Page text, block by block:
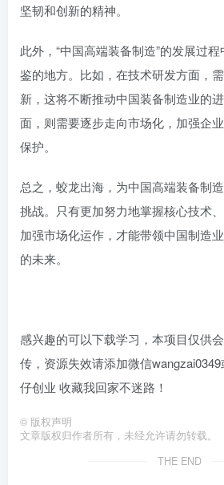
坚韧和创新的精神。
此外，“中国高端装备制造”的发展过
鉴的地方。比如，在技术研发方面，
新，这将不断推动中国装备制造业的
面，则需要逐步走向市场化，加强企
保护。
总之，蛟龙出海，为中国高端装备制
挑战。只有更加努力地掌握核心技术
加强市场化运作，才能带领中国制造
的未来。
感兴趣的可以下载学习，本项目仅供
传，资源失效请添加微信
仔创业 收藏我回家不迷路！
© 版权声明
文章版权归作者所有，未经允许请勿转载。
THE END